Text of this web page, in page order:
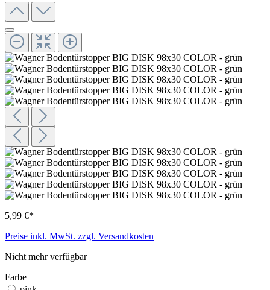
5,99 €*
Preise inkl. MwSt. zzgl. Versandkosten
Nicht mehr verfügbar
Farbe